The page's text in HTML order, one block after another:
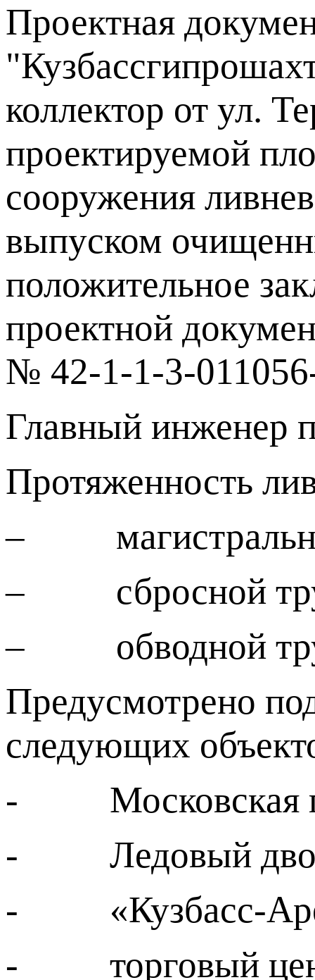
Проектная
коллектор от ул.
проектируемой
сооружения
выпуском
положительное
проектной
№ 42-1-1-3-
Главный инженер
Протяженность
–
– сбросной
– обводной
Предусмотрено
следующих
- Московская
- Ледовый
- «Кузбасс-
- торговый